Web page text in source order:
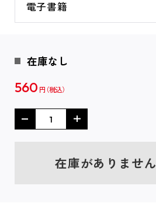
電子書籍
在庫なし
560 円
在庫がありません